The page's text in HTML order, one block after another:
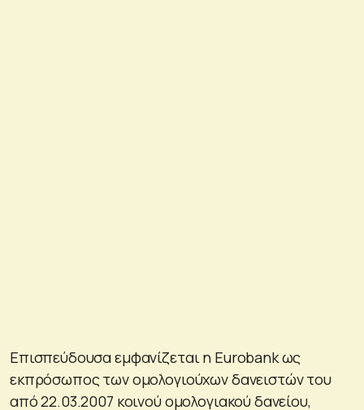
Επισπεύδουσα εμφανίζεται η Eurobank ως
εκπρόσωπος των ομολογιούχων δανειστών του
από 22.03.2007 κοινού ομολογιακού δανείου,